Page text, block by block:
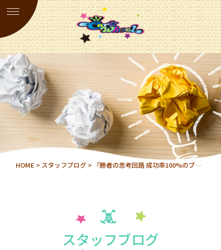
HOME > スタッフブログ > 『勝者の思考回路 成功率100%のブ…
スタッフブログ